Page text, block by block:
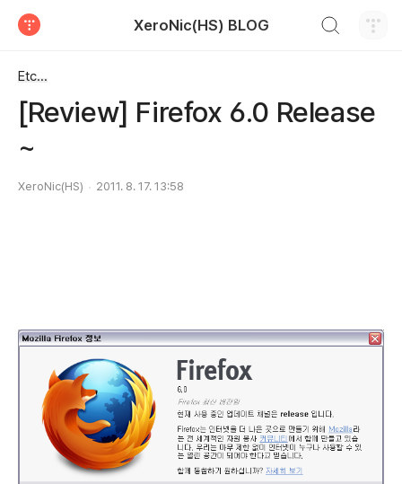
XeroNic(HS) BLOG
Etc...
[Review] Firefox 6.0 Release
~
XeroNic(HS) 2011. 8. 17. 13:58